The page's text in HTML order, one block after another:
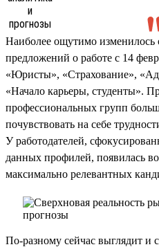
Наиболее ощутимо изменилось
предложений о работе с 14
«Юристы», «Страхование»,
«Начало карьеры, студенты».
профессиональных групп
почувствовать на себе
У работодателей,
данных профилей, появилась
максимально релевантных
По-разному сейчас выглядит и